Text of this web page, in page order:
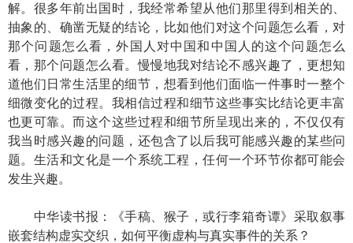
解。很多年前出国时，我经常希望从他们那里得到相关的、
抽象的、确凿无疑的结论，比如他们对这个问题怎么看，对
那个问题怎么看，外国人对中国和中国人的这个问题怎么
看，那个问题怎么看。慢慢地我对结论不感兴趣了，更想知
道他们日常生活里的细节，想看到他们面临一件事时一整个
细微变化的过程。我相信过程和细节这些事实比结论更丰富
也更可靠。而这个这些过程和细节所呈现出来的，不仅仅有
我当时感兴趣的问题，还包含了以后我可能感兴趣的某些问
题。生活和文化是一个系统工程，任何一个环节你都可能会
发生兴趣。
中华读书报：《手稿、猴子，或行李箱奇谭》采取叙事
嵌套结构虚实交织，如何平衡虚构与真实事件的关系？